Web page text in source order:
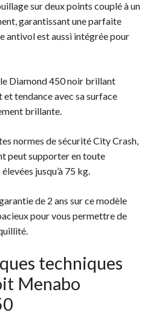
sur deux points couplé à un
garantissant une parfaite
antivol est aussi intégrée pour
Diamond 450 noir brillant
tendance avec sa surface
brillante.
normes de sécurité City Crash,
peut supporter en toute
jusqu’à 75 kg.
de 2 ans sur ce modèle
pour vous permettre de
techniques
Menabo